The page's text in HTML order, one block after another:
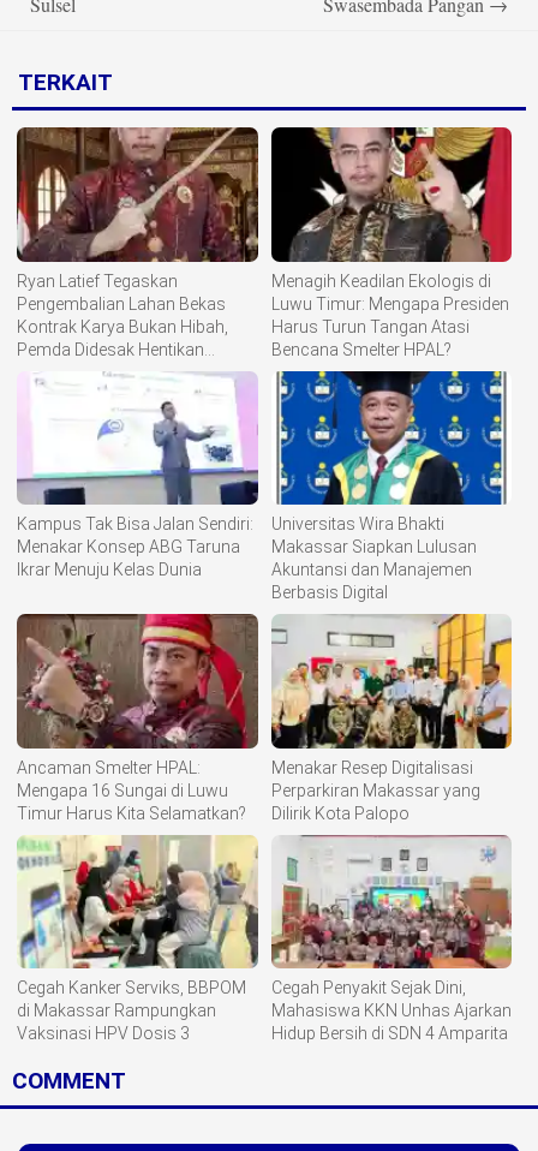
TERKAIT
Ryan Latief Tegaskan
Pengembalian Lahan Bekas
Kontrak Karya Bukan Hibah,
Pemda Didesak Hentikan
Komoditisasi Tanah Ulayat
Menagih Keadilan Ekologis di
Luwu Timur: Mengapa Presiden
Harus Turun Tangan Atasi
Bencana Smelter HPAL?
Kampus Tak Bisa Jalan Sendiri:
Menakar Konsep ABG Taruna
Ikrar Menuju Kelas Dunia
Universitas Wira Bhakti
Makassar Siapkan Lulusan
Akuntansi dan Manajemen
Berbasis Digital
Ancaman Smelter HPAL:
Mengapa 16 Sungai di Luwu
Timur Harus Kita Selamatkan?
Menakar Resep Digitalisasi
Perparkiran Makassar yang
Dilirik Kota Palopo
Cegah Kanker Serviks, BBPOM
di Makassar Rampungkan
Vaksinasi HPV Dosis 3
Cegah Penyakit Sejak Dini,
Mahasiswa KKN Unhas Ajarkan
Hidup Bersih di SDN 4 Amparita
COMMENT